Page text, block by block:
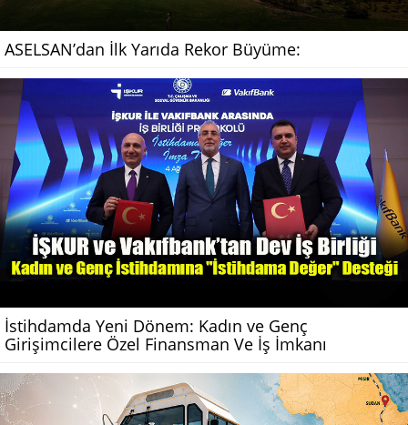
ASELSAN’dan İlk Yarıda Rekor Büyüme:
İstihdamda Yeni Dönem: Kadın ve Genç
Girişimcilere Özel Finansman Ve İş İmkanı